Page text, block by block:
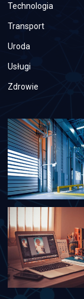
Technologia
Transport
Uroda
Usługi
Zdrowie